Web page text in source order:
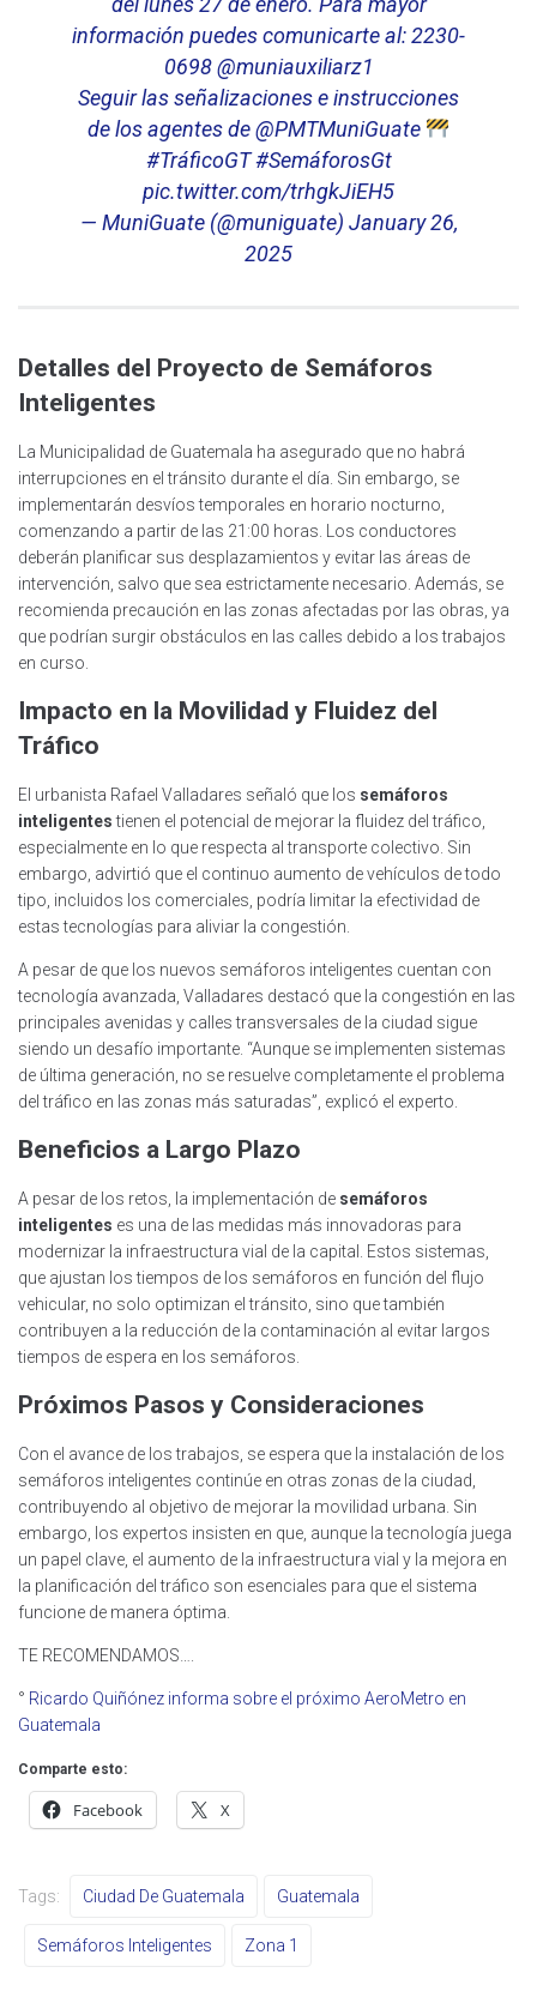
información puedes comunicarte al: 2230-
0698@muniauxiliarz1
Seguir las señalizaciones e instrucciones
de los agentes de@PMTMuniGuate
#TráficoGT #SemáforosGt
pic.twitter.com/trhgkJiEH5
— MuniGuate (@muniguate) January 26,
2025
Detalles del Proyecto de Semáforos
Inteligentes
La Municipalidad de Guatemala ha asegurado que no habrá
interrupciones en el tránsito durante el día. Sin embargo, se
implementarán desvíos temporales en horario nocturno,
comenzando a partir de las 21:00 horas. Los conductores
deberán planificar sus desplazamientos y evitar las áreas de
intervención, salvo que sea estrictamente necesario. Además, se
recomienda precaución en las zonas afectadas por las obras, ya
que podrían surgir obstáculos en las calles debido a los trabajos
en curso.
Impacto en la Movilidad y Fluidez del
Tráfico
El urbanista Rafael Valladares señaló que los semáforos
inteligentestienen el potencial de mejorar la fluidez del tráfico,
especialmente en lo que respecta al transporte colectivo. Sin
embargo, advirtió que el continuo aumento de vehículos de todo
tipo, incluidos los comerciales, podría limitar la efectividad de
estas tecnologías para aliviar la congestión.
A pesar de que los nuevos semáforos inteligentes cuentan con
tecnología avanzada, Valladares destacó que la congestión en las
principales avenidas y calles transversales de la ciudad sigue
siendo un desafío importante. “Aunque se implementen sistemas
de última generación, no se resuelve completamente el problema
del tráfico en las zonas más saturadas”, explicó el experto.
Beneficios a Largo Plazo
A pesar de los retos, la implementación de semáforos
inteligentes es una de las medidas más innovadoras para
modernizar la infraestructura vial de la capital. Estos sistemas,
que ajustan los tiempos de los semáforos en función del flujo
vehicular, no solo optimizan el tránsito, sino que también
contribuyen a la reducción de la contaminación al evitar largos
tiempos de espera en los semáforos.
Próximos Pasos y Consideraciones
Con el avance de los trabajos, se espera que la instalación de los
semáforos inteligentes continúe en otras zonas de la ciudad,
contribuyendo al objetivo de mejorar la movilidad urbana. Sin
embargo, los expertos insisten en que, aunque la tecnología juega
un papel clave, el aumento de la infraestructura vial y la mejora en
la planificación del tráfico son esenciales para que el sistema
funcione de manera óptima.
TE RECOMENDAMOS….
° Ricardo Quiñónez informa sobre el próximo AeroMetro en
Guatemala
Comparte esto:
Facebook X
Tags: Ciudad De Guatemala Guatemala
Semáforos Inteligentes Zona 1